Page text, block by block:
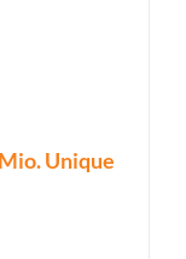
Unique